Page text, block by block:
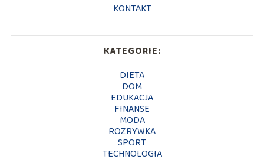
KONTAKT
KATEGORIE:
DIETA
DOM
EDUKACJA
FINANSE
MODA
ROZRYWKA
SPORT
TECHNOLOGIA